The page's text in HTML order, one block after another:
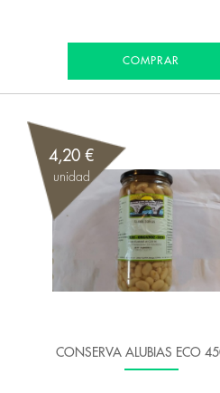
COMPRAR
CONSERVA ALUBIAS ECO
4,20 €
unidad